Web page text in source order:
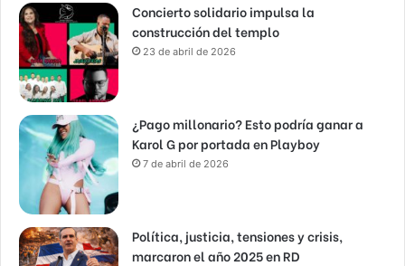
Concierto solidario impulsa la
construcción del templo
23 de abril de 2026
¿Pago millonario? Esto podría ganar a
Karol G por portada en Playboy
7 de abril de 2026
Política, justicia, tensiones y crisis,
marcaron el año 2025 en RD